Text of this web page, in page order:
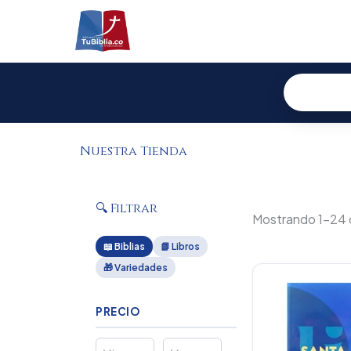
Nuestra Tienda
🔍 Filtrar
📖 Biblias
📗 Libros
🎁 Variedades
PRECIO
Mostrando